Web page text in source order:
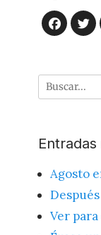
Buscar
Agosto
Ver